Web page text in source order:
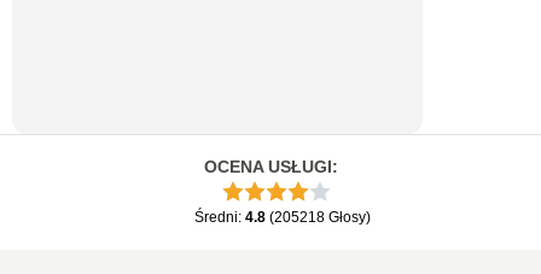
OCENA USŁUGI:
Średni: 4.8 (205218 Głosy)